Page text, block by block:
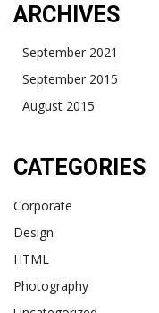
ARCHIVES
September 2021
September 2015
August 2015
CATEGORIES
Corporate
Design
HTML
Photography